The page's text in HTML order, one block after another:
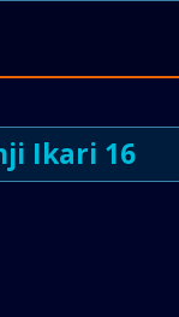
Ikari 16